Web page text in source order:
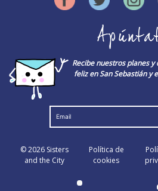
Recibe nuestros planes
feliz en San Sebastián y
© 2026 Sisters
and the City
Política de
cookies